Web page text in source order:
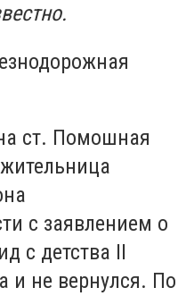
ст. Помошная
с заявлением о
с детства ІІ
и не вернулся. По